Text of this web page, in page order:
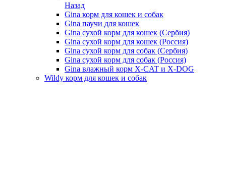
Назад
Gina корм для кошек и собак
Gina паучи для кошек
Gina сухой корм для кошек (Сербия)
Gina сухой корм для кошек (Россия)
Gina сухой корм для собак (Сербия)
Gina сухой корм для собак (Россия)
Gina влажный корм X-CAT и X-DOG
Wildy корм для кошек и собак